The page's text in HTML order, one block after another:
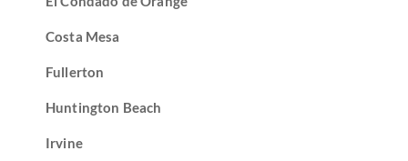
Costa Mesa
Fullerton
Huntington Beach
Irvine